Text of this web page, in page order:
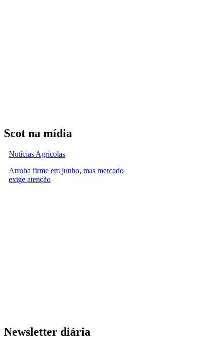
Scot na mídia
Notícias Agrícolas
Arroba firme em junho, mas mercado
exige atenção
Newsletter diária